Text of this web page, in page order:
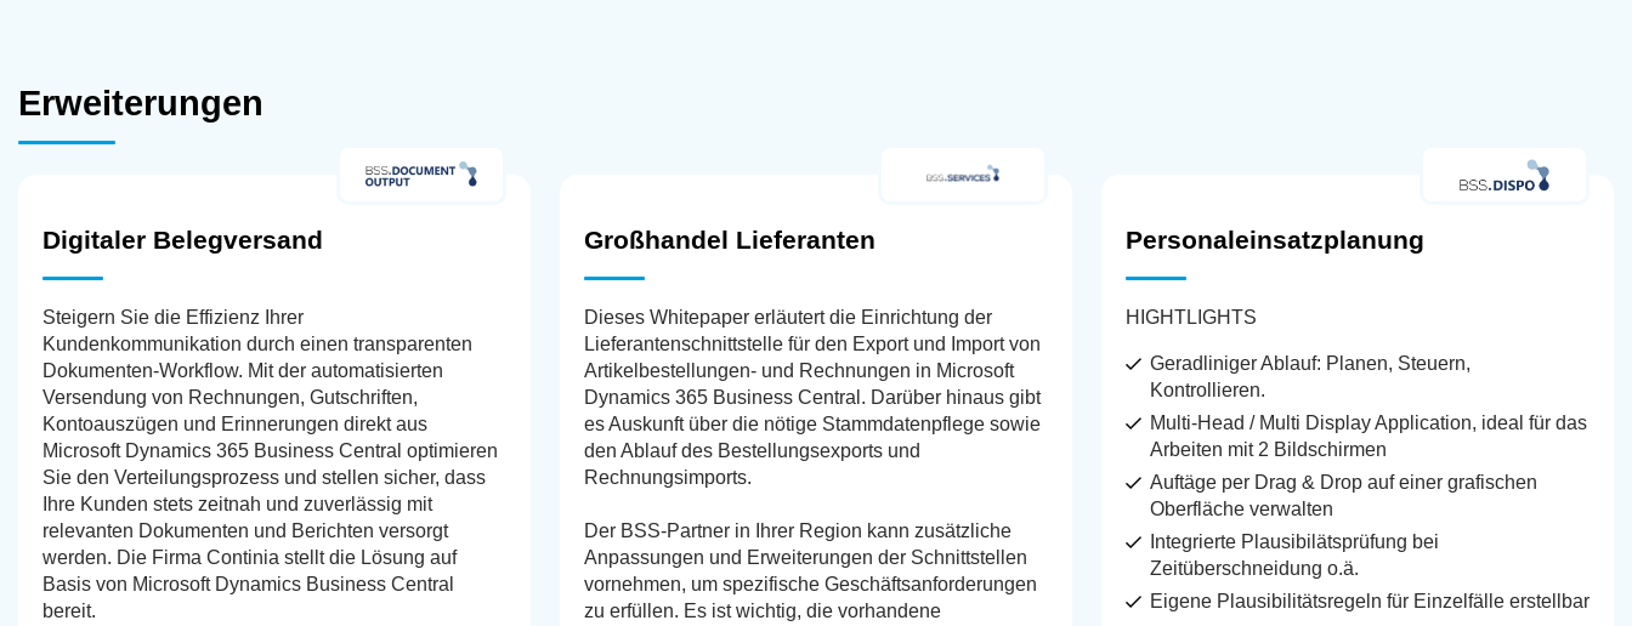
Erweiterungen
Digitaler Belegversand
Steigern Sie die Effizienz Ihrer
Kundenkommunikation durch einen transparenten
Dokumenten-Workflow. Mit der automatisierten
Versendung von Rechnungen, Gutschriften,
Kontoauszügen und Erinnerungen direkt aus
Microsoft Dynamics 365 Business Central optimieren
Sie den Verteilungsprozess und stellen sicher, dass
Ihre Kunden stets zeitnah und zuverlässig mit
relevanten Dokumenten und Berichten versorgt
werden. Die Firma Continia stellt die Lösung auf
Basis von Microsoft Dynamics Business Central
bereit.
Großhandel Lieferanten
Dieses Whitepaper erläutert die Einrichtung der
Lieferantenschnittstelle für den Export und Import von
Artikelbestellungen- und Rechnungen in Microsoft
Dynamics 365 Business Central. Darüber hinaus gibt
es Auskunft über die nötige Stammdatenpflege sowie
den Ablauf des Bestellungsexports und
Rechnungsimports.
Der BSS-Partner in Ihrer Region kann zusätzliche
Anpassungen und Erweiterungen der Schnittstellen
vornehmen, um spezifische Geschäftsanforderungen
zu erfüllen. Es ist wichtig, die vorhandene
Personaleinsatzplanung
HIGHTLIGHTS
Geradliniger Ablauf: Planen, Steuern,
Kontrollieren.
Multi-Head / Multi Display Application, ideal für das
Arbeiten mit 2 Bildschirmen
Auftäge per Drag & Drop auf einer grafischen
Oberfläche verwalten
Integrierte Plausibilätsprüfung bei
Zeitüberschneidung o.ä.
Eigene Plausibilitätsregeln für Einzelfälle erstellbar